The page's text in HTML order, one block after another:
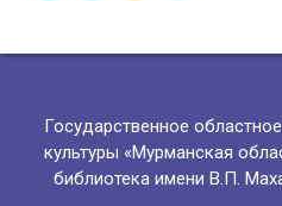
Государственное
культуры «Мурманская
библиотека имени В.П.